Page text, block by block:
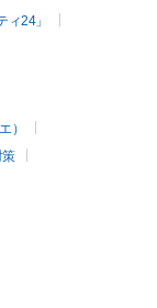
24」
）